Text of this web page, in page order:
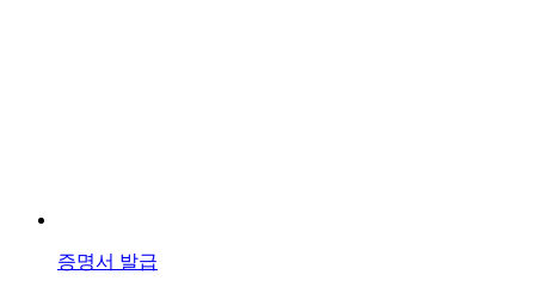
증명서 발급